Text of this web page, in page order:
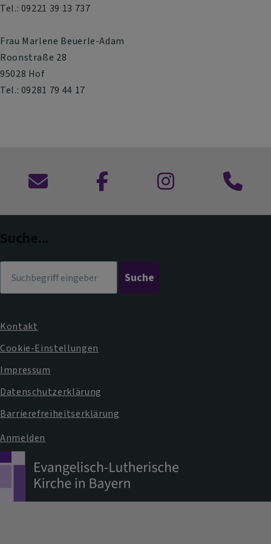
Tel.: 09221 39 13 737
Frau Marlene Beuerle-Adam
Roonstraße 28
95028 Hof
Tel.: 09281 79 44 17
Kontaktformular
zu
zu
Anruf
Fußbereichsmenü
Kontakt
Cookie-Einstellungen
Impressum
Datenschutzerklärung
Barrierefreiheitserklärung
Benutzermenü
Anmelden